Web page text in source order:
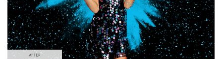
Small 800*533px
Color Powder
(30 Overlays)